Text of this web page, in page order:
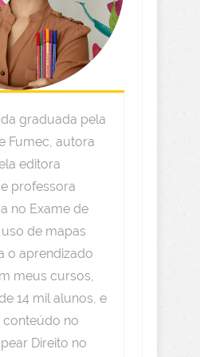
graduada pela
Fumec, autora
editora
professora
no Exame de
de mapas
o aprendizado
meus cursos,
14 mil alunos, e
no
Direito no